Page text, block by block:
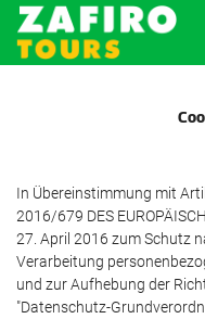
In Übereinstimmung mit
2016/679 DES
27. April 2016 zum Schutz
Verarbeitung
und zur Aufhebung der
"Datenschutz-